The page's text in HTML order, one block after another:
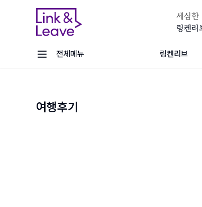
세심한
링켄리
전체메뉴 링켄리브
여행후기